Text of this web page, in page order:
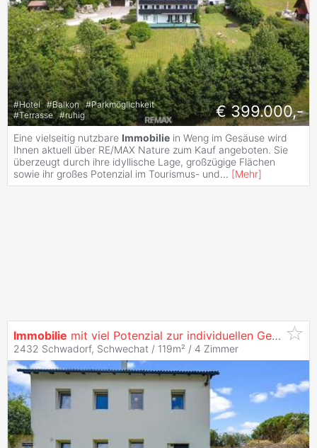
#Hotel #Balkon #Parkmöglichkeit
#Terrasse #ruhig € 399.000,-
Eine vielseitig nutzbare Immobilie in Weng im Gesäuse wird
Ihnen aktuell über RE/MAX Nature zum Kauf angeboten. Sie
überzeugt durch ihre idyllische Lage, großzügige Flächen
sowie ihr großes Potenzial im Tourismus- und... [Mehr]
Immobilie mit viel Potenzial zur individuellen Gestaltung
2432 Schwadorf, Schwechat / 119m² / 4 Zimmer